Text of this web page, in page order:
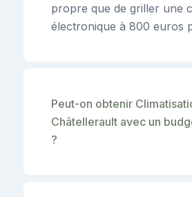
propre que de griller une
électronique à 800 euros
Peut-on obtenir
Châtellerault avec un
?